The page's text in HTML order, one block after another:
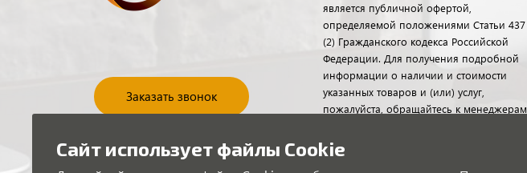
Заказать звонок
является публичной офертой,
определяемой положениями Статьи 437
(2) Гражданского кодекса Российской
Федерации. Для получения подробной
информации о наличии и стоимости
указанных товаров и (или) услуг,
пожалуйста, обращайтесь к менеджерам
помощью специальной формы связи
или по телефону.
Сайт использует файлы Cookie